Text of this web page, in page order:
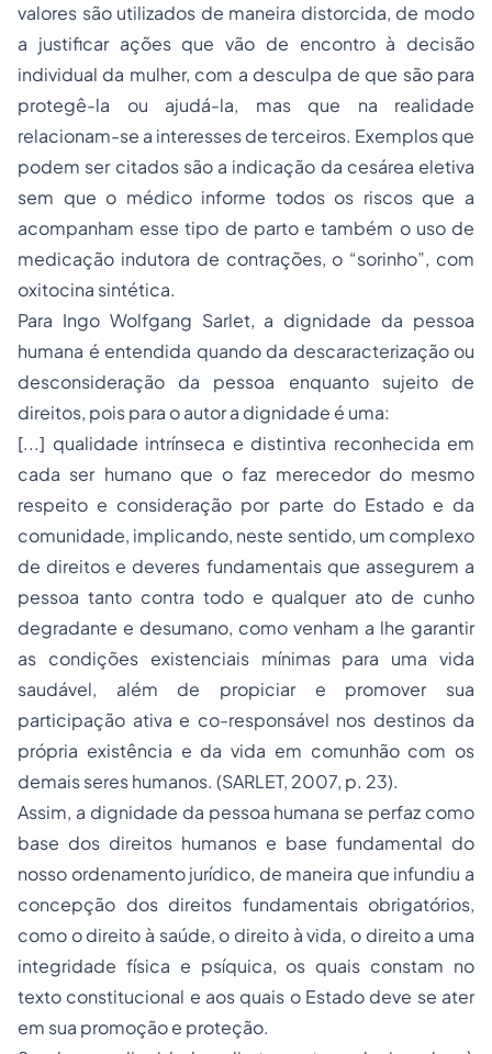
valores são utilizados de maneira distorcida, de modo
a justificar ações que vão de encontro à decisão
individual da mulher, com a desculpa de que são para
protegê-la ou ajudá-la, mas que na realidade
relacionam-se a interesses de terceiros. Exemplos que
podem ser citados são a indicação da cesárea eletiva
sem que o médico informe todos os riscos que a
acompanham esse tipo de parto e também o uso de
medicação indutora de contrações, o “sorinho”, com
oxitocina sintética.
Para Ingo Wolfgang Sarlet, a dignidade da pessoa
humana é entendida quando da descaracterização ou
desconsideração da pessoa enquanto sujeito de
direitos, pois para o autor a dignidade é uma:
[...] qualidade intrínseca e distintiva reconhecida em
cada ser humano que o faz merecedor do mesmo
respeito e consideração por parte do Estado e da
comunidade, implicando, neste sentido, um complexo
de direitos e deveres fundamentais que assegurem a
pessoa tanto contra todo e qualquer ato de cunho
degradante e desumano, como venham a lhe garantir
as condições existenciais mínimas para uma vida
saudável, além de propiciar e promover sua
participação ativa e co-responsável nos destinos da
própria existência e da vida em comunhão com os
demais seres humanos. (SARLET, 2007, p. 23).
Assim, a dignidade da pessoa humana se perfaz como
base dos direitos humanos e base fundamental do
nosso ordenamento jurídico, de maneira que infundiu a
concepção dos direitos fundamentais obrigatórios,
como o direito à saúde, o direito à vida, o direito a uma
integridade física e psíquica, os quais constam no
texto constitucional e aos quais o Estado deve se ater
em sua promoção e proteção.